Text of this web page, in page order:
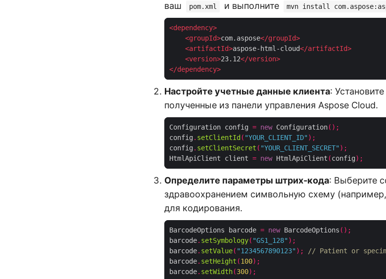
ваш
pom.xml и выполните mvn install
<dependency>
<groupId>com.aspose</groupId>
<artifactId>aspose-html-cloud</artifactId>
<version>23.12</version>
</dependency>
Настройте учетные данные клиента: Установите
полученные из панели управления Aspose Cloud.
Configuration config = new Configuration();
config . setClientId ( "YOUR_CLIENT_ID" );
config . setClientSecret ( "YOUR_CLIENT_SECRET" );
HtmlApiClient client = new HtmlApiClient (config);
Определите параметры штрих‑кода: Выберите
здравоохранением символьную схему (например,
для кодирования.
BarcodeOptions barcode = new BarcodeOptions ();
barcode. setSymbology( "GS1_128" );
barcode. setValue( "1234567890123" );
// Patient or
barcode. setHeight (100);
barcode. setWidth(300);